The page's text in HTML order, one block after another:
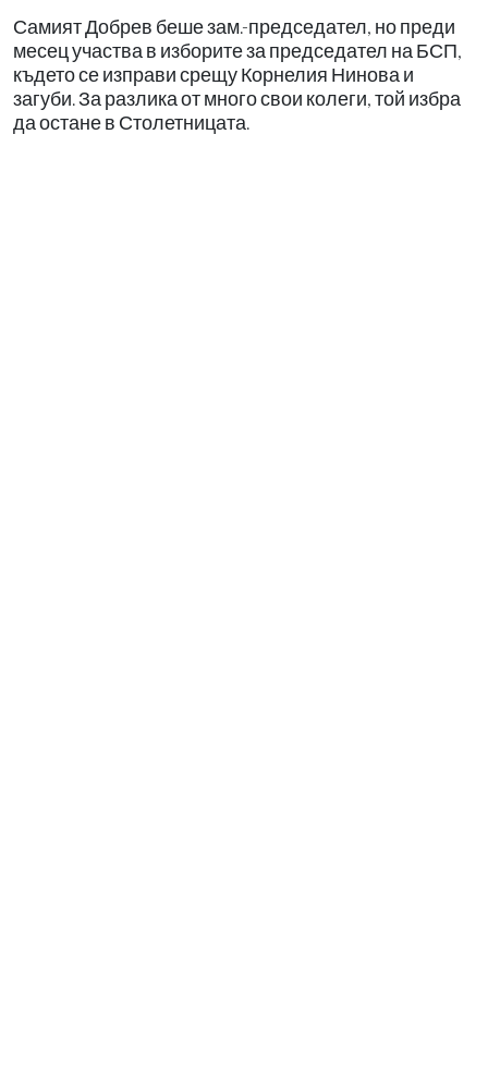
Самият Добрев беше зам.-председател, но преди
месец участва в изборите за председател на БСП,
където се изправи срещу Корнелия Нинова и
загуби. За разлика от много свои колеги, той избра
да остане в Столетницата.